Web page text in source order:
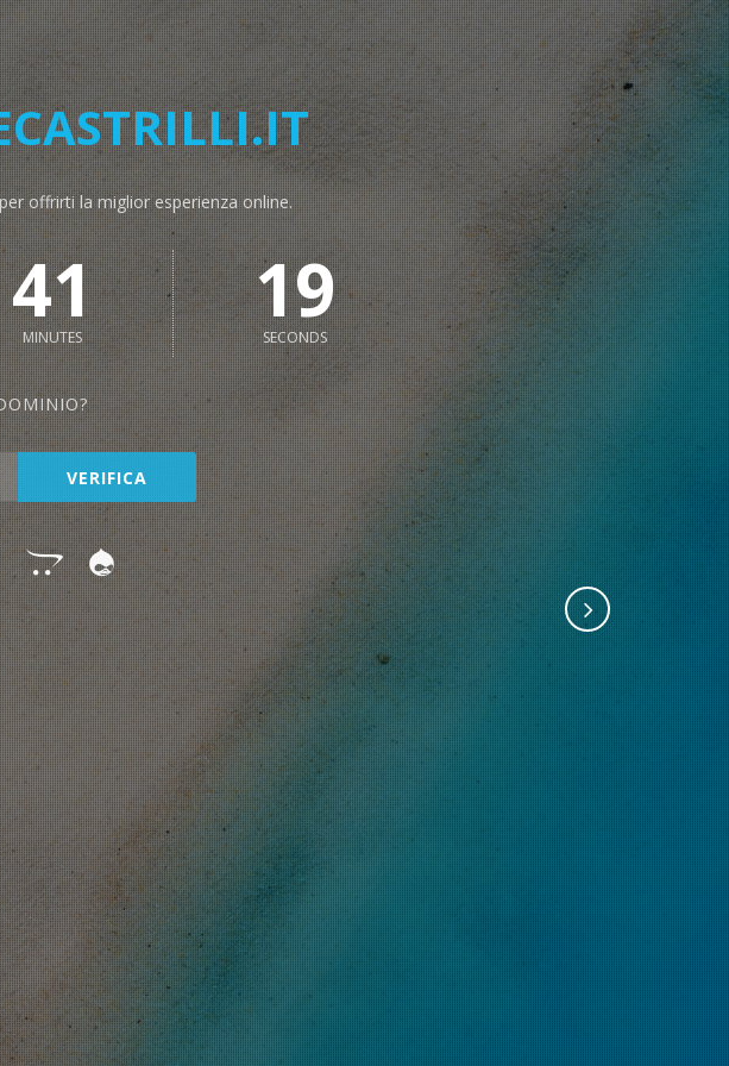
offrirti la miglior esperienza online.
41
MINUTES 18
SECONDS